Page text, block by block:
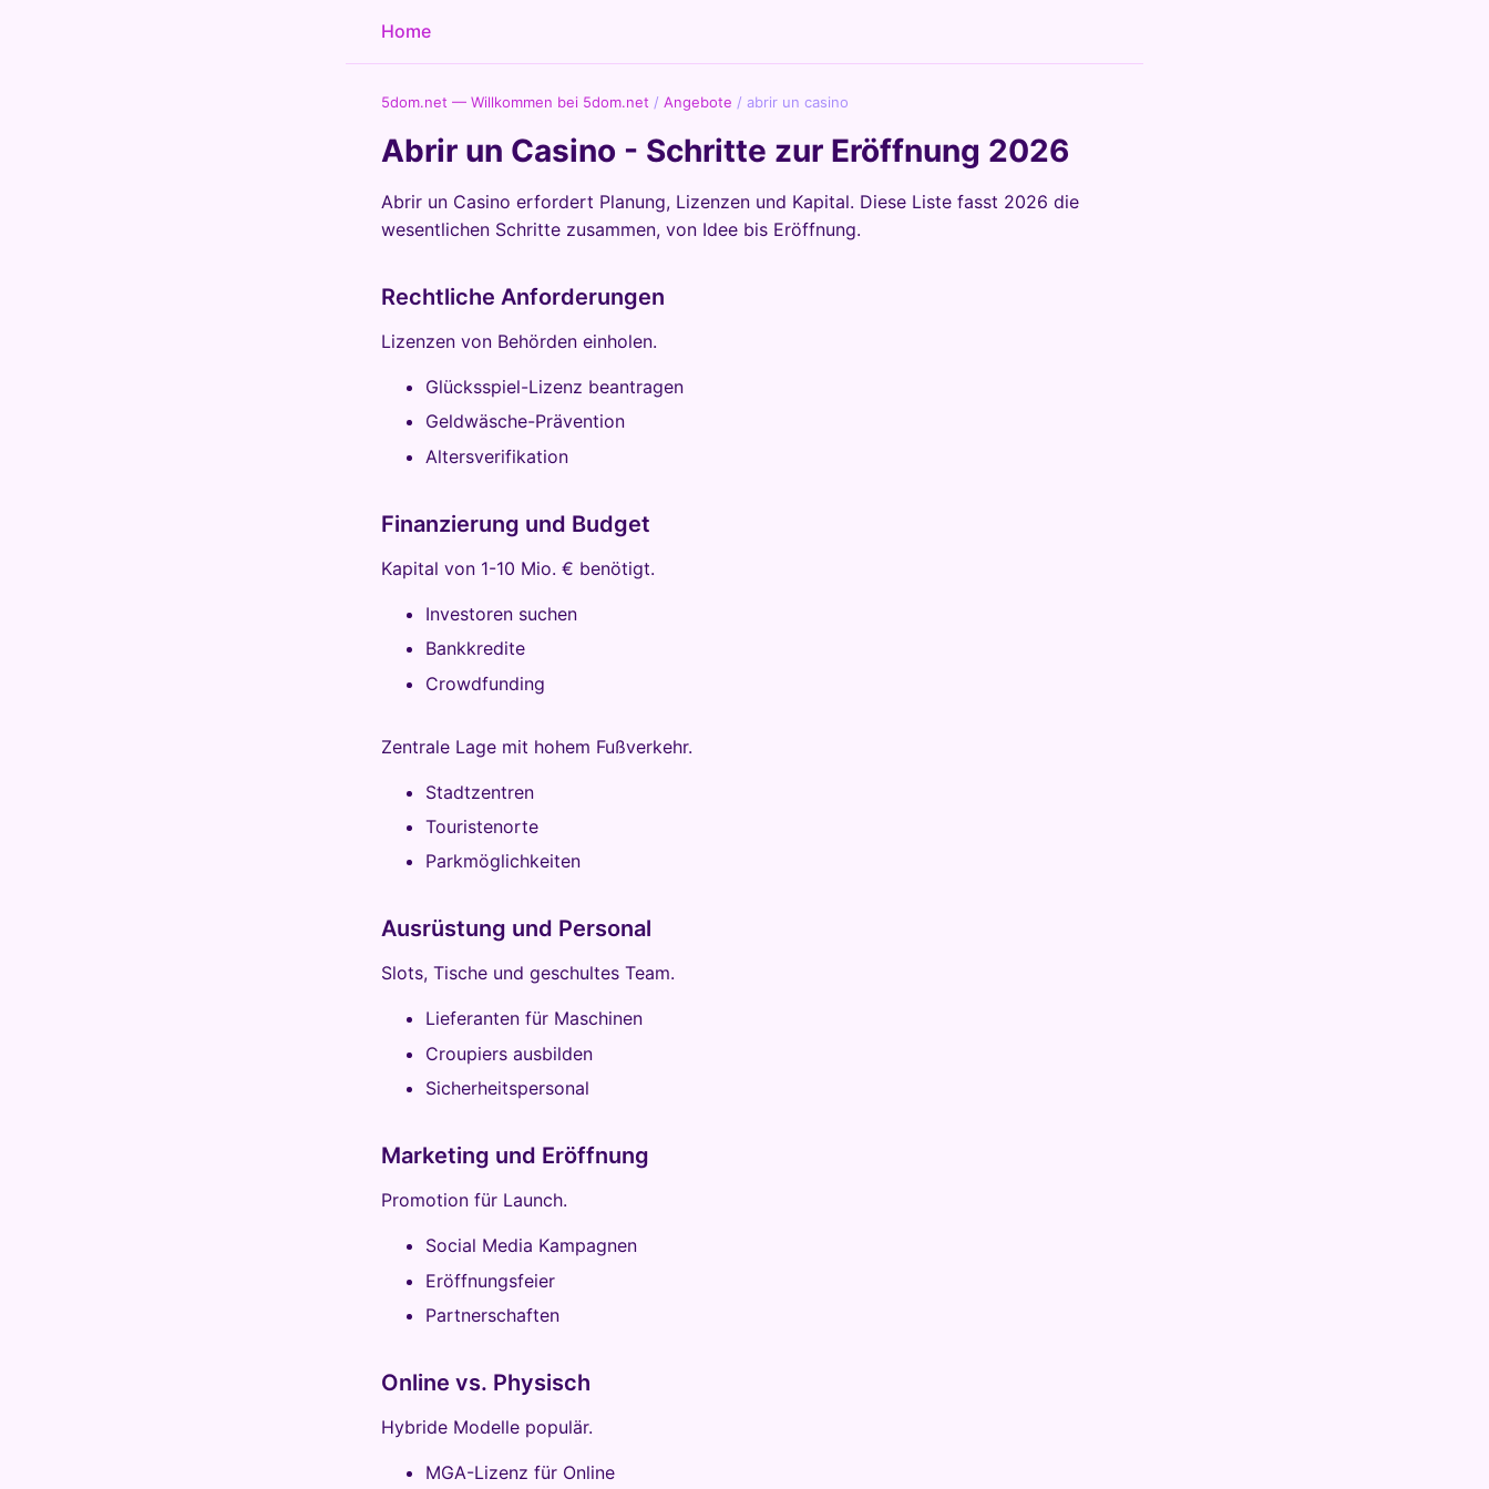
Home
5dom.net — Willkommen bei 5dom.net / Angebote / abrir un casino
Abrir un Casino - Schritte zur Eröffnung 2026
Abrir un Casino erfordert Planung, Lizenzen und Kapital. Diese Liste fasst 2026 die
wesentlichen Schritte zusammen, von Idee bis Eröffnung.
Rechtliche Anforderungen
Lizenzen von Behörden einholen.
Glücksspiel-Lizenz beantragen
Geldwäsche-Prävention
Altersverifikation
Finanzierung und Budget
Kapital von 1-10 Mio. € benötigt.
Investoren suchen
Bankkredite
Crowdfunding
Zentrale Lage mit hohem Fußverkehr.
Stadtzentren
Touristenorte
Parkmöglichkeiten
Ausrüstung und Personal
Slots, Tische und geschultes Team.
Lieferanten für Maschinen
Croupiers ausbilden
Sicherheitspersonal
Marketing und Eröffnung
Promotion für Launch.
Social Media Kampagnen
Eröffnungsfeier
Partnerschaften
Online vs. Physisch
Hybride Modelle populär.
MGA-Lizenz für Online